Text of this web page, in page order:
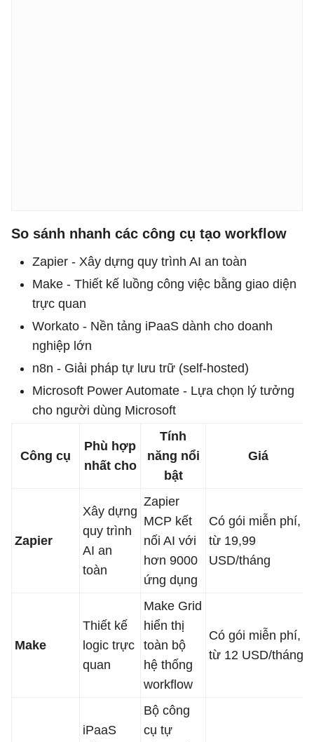
So sánh nhanh các công cụ tạo workflow
Zapier - Xây dựng quy trình AI an toàn
Make - Thiết kế luồng công việc bằng giao diện
trực quan
Workato - Nền tảng iPaaS dành cho doanh
nghiệp lớn
n8n - Giải pháp tự lưu trữ (self-hosted)
Microsoft Power Automate - Lựa chọn lý tưởng
cho người dùng Microsoft
Công cụ
Phù hợp
nhất cho
Tính
năng nổi
bật
Giá
Zapier
Xây dựng
quy trình
AI an
toàn
Zapier
MCP kết
nối AI với
hơn 9000
ứng dụng
Có gói miễn phí,
từ 19,99
USD/tháng
Make
Thiết kế
logic trực
quan
Make Grid
hiển thị
toàn bộ
hệ thống
workflow
Có gói miễn phí,
từ 12 USD/tháng
iPaaS
Bộ công
cụ tự